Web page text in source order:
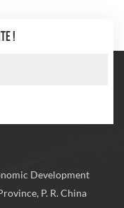
!
Development
P. R. China